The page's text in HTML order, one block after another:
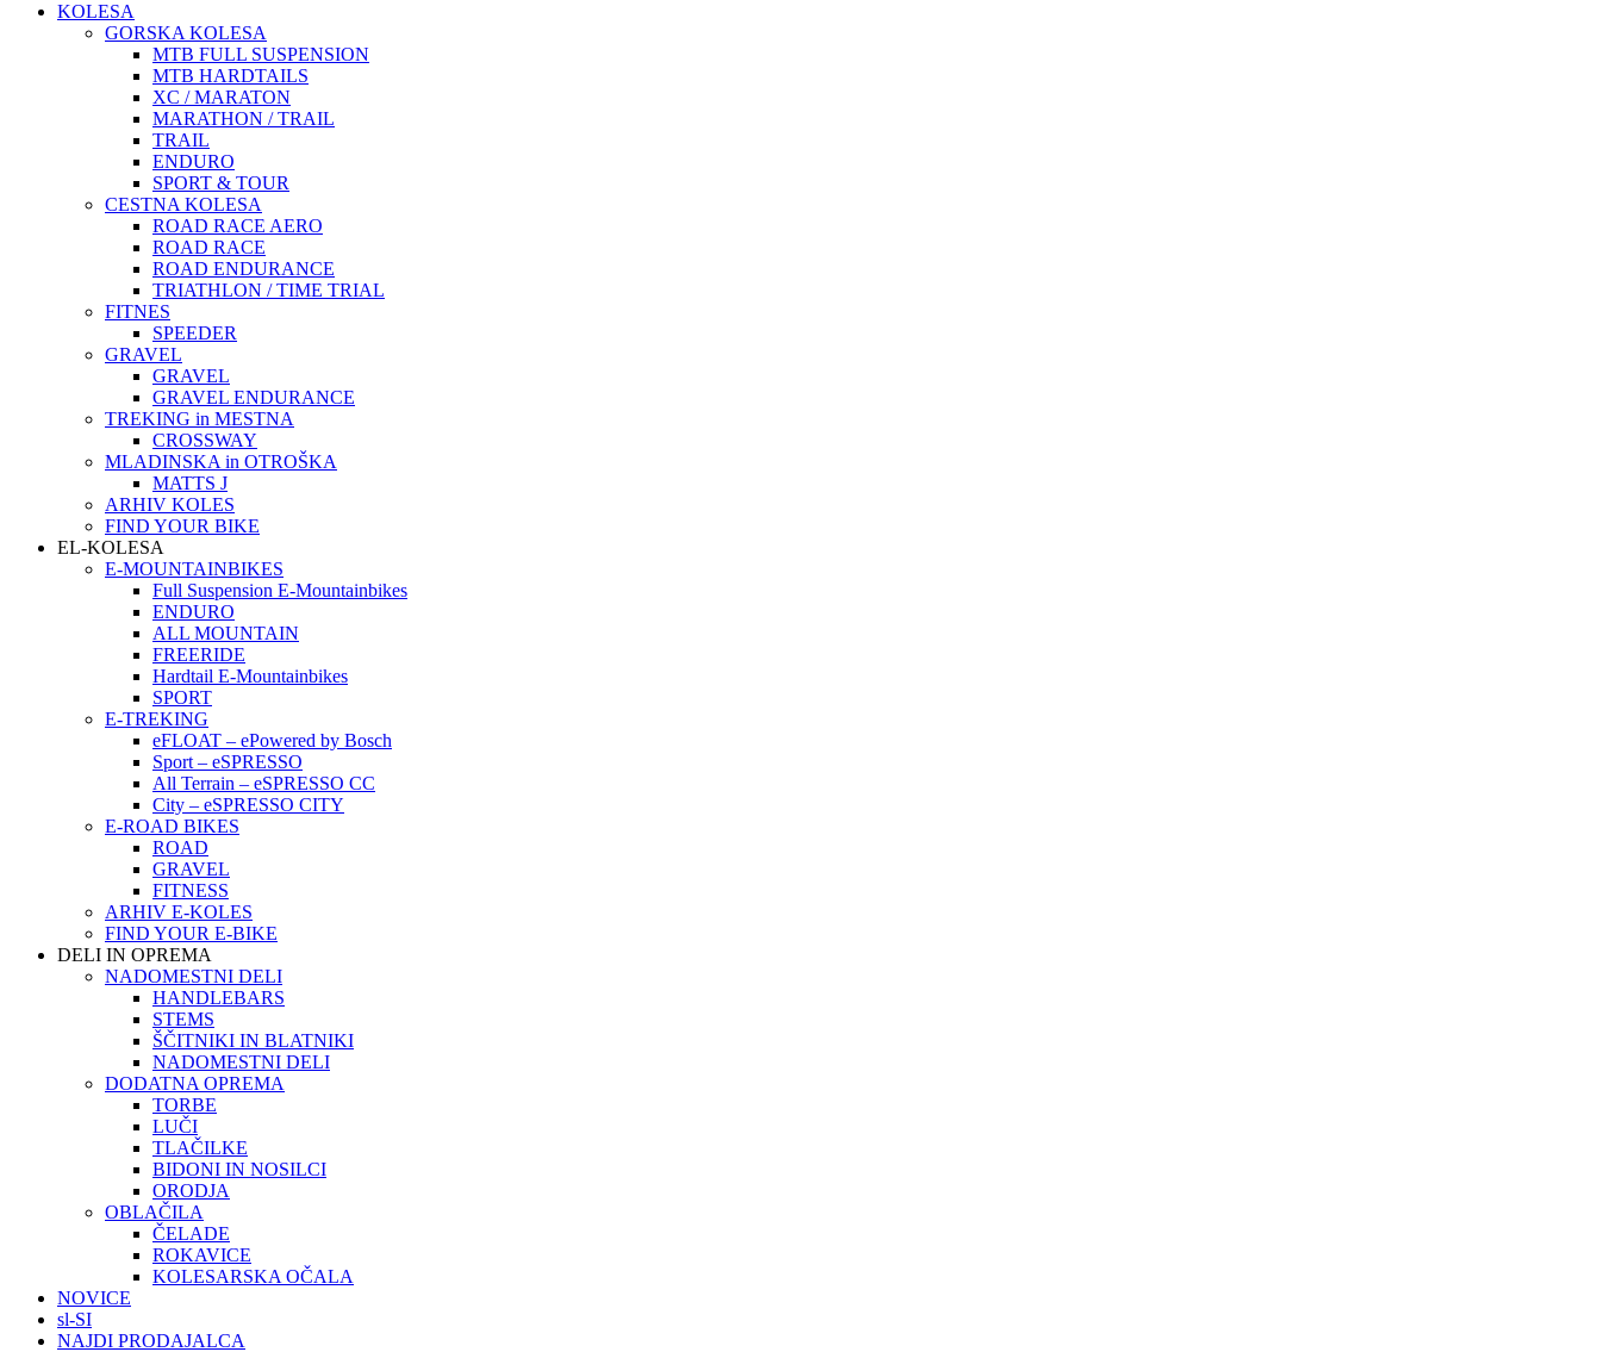
KOLESA
GORSKA KOLESA
MTB FULL SUSPENSION
MTB HARDTAILS
XC / MARATON
MARATHON / TRAIL
TRAIL
ENDURO
SPORT & TOUR
CESTNA KOLESA
ROAD RACE AERO
ROAD RACE
ROAD ENDURANCE
TRIATHLON / TIME TRIAL
FITNES
SPEEDER
GRAVEL
GRAVEL
GRAVEL ENDURANCE
TREKING in MESTNA
CROSSWAY
MLADINSKA in OTROŠKA
MATTS J
ARHIV KOLES
FIND YOUR BIKE
EL-KOLESA
E-MOUNTAINBIKES
Full Suspension E-Mountainbikes
ENDURO
ALL MOUNTAIN
FREERIDE
Hardtail E-Mountainbikes
SPORT
E-TREKING
eFLOAT – ePowered by Bosch
Sport – eSPRESSO
All Terrain – eSPRESSO CC
City – eSPRESSO CITY
E-ROAD BIKES
ROAD
GRAVEL
FITNESS
ARHIV E-KOLES
FIND YOUR E-BIKE
DELI IN OPREMA
NADOMESTNI DELI
HANDLEBARS
STEMS
ŠČITNIKI IN BLATNIKI
NADOMESTNI DELI
DODATNA OPREMA
TORBE
LUČI
TLAČILKE
BIDONI IN NOSILCI
ORODJA
OBLAČILA
ČELADE
ROKAVICE
KOLESARSKA OČALA
NOVICE
sl-SI
NAJDI PRODAJALCA